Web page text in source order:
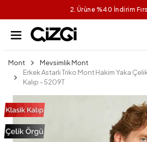
2. Ürüne %40 İndirim
Mont
Mevsimlik Mont
Erkek Astarlı Triko Mont Hakim Yaka
Kalıp - 5209T